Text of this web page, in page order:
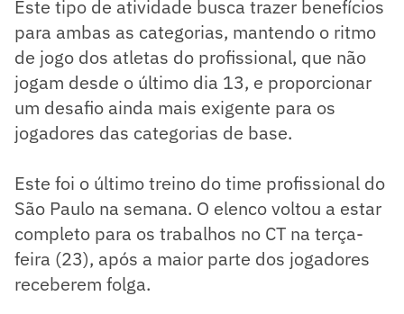
Este tipo de atividade busca trazer benefícios
para ambas as categorias, mantendo o ritmo
de jogo dos atletas do profissional, que não
jogam desde o último dia 13, e proporcionar
um desafio ainda mais exigente para os
jogadores das categorias de base.
Este foi o último treino do time profissional do
São Paulo na semana. O elenco voltou a estar
completo para os trabalhos no CT na terça-
feira (23), após a maior parte dos jogadores
receberem folga.